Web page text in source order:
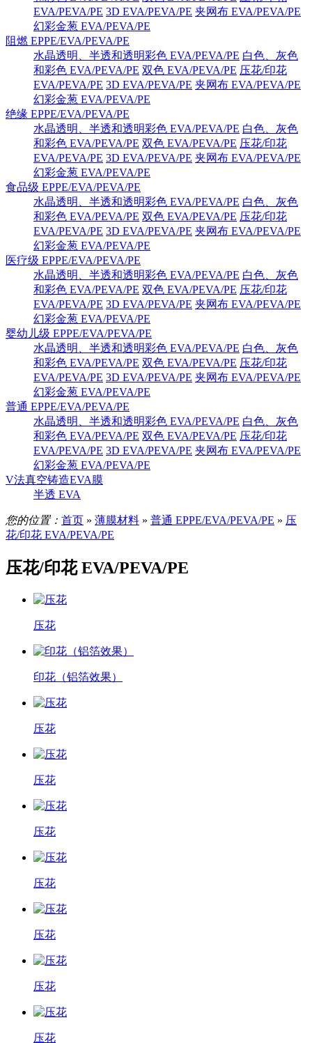
EVA/PEVA/PE 3D EVA/PEVA/PE 夹网布 EVA/PEVA/PE
幻彩金葱 EVA/PEVA/PE
阻燃 EPPE/EVA/PEVA/PE
水晶透明、半透和透明彩色 EVA/PEVA/PE 白色、灰色
和彩色 EVA/PEVA/PE 双色 EVA/PEVA/PE 压花/印花
EVA/PEVA/PE 3D EVA/PEVA/PE 夹网布 EVA/PEVA/PE
幻彩金葱 EVA/PEVA/PE
绝缘 EPPE/EVA/PEVA/PE
水晶透明、半透和透明彩色 EVA/PEVA/PE 白色、灰色
和彩色 EVA/PEVA/PE 双色 EVA/PEVA/PE 压花/印花
EVA/PEVA/PE 3D EVA/PEVA/PE 夹网布 EVA/PEVA/PE
幻彩金葱 EVA/PEVA/PE
食品级 EPPE/EVA/PEVA/PE
水晶透明、半透和透明彩色 EVA/PEVA/PE 白色、灰色
和彩色 EVA/PEVA/PE 双色 EVA/PEVA/PE 压花/印花
EVA/PEVA/PE 3D EVA/PEVA/PE 夹网布 EVA/PEVA/PE
幻彩金葱 EVA/PEVA/PE
医疗级 EPPE/EVA/PEVA/PE
水晶透明、半透和透明彩色 EVA/PEVA/PE 白色、灰色
和彩色 EVA/PEVA/PE 双色 EVA/PEVA/PE 压花/印花
EVA/PEVA/PE 3D EVA/PEVA/PE 夹网布 EVA/PEVA/PE
幻彩金葱 EVA/PEVA/PE
婴幼儿级 EPPE/EVA/PEVA/PE
水晶透明、半透和透明彩色 EVA/PEVA/PE 白色、灰色
和彩色 EVA/PEVA/PE 双色 EVA/PEVA/PE 压花/印花
EVA/PEVA/PE 3D EVA/PEVA/PE 夹网布 EVA/PEVA/PE
幻彩金葱 EVA/PEVA/PE
普通 EPPE/EVA/PEVA/PE
水晶透明、半透和透明彩色 EVA/PEVA/PE 白色、灰色
和彩色 EVA/PEVA/PE 双色 EVA/PEVA/PE 压花/印花
EVA/PEVA/PE 3D EVA/PEVA/PE 夹网布 EVA/PEVA/PE
幻彩金葱 EVA/PEVA/PE
V法真空铸造EVA膜
半透 EVA
您的位置： 首页 » 薄膜材料 » 普通 EPPE/EVA/PEVA/PE » 压
花/印花 EVA/PEVA/PE
压花/印花 EVA/PEVA/PE
压花
印花（铝箔效果）
压花
压花
压花
压花
压花
压花
压花